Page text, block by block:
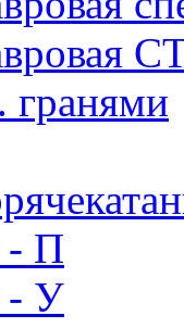
гранями
- П
- У